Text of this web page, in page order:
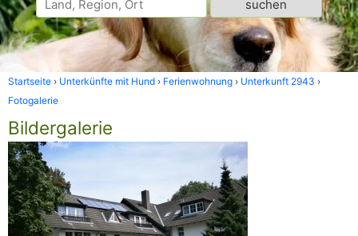
Startseite Unterkünfte mit Hund Ferienwohnung
Unterkunft 2943
Fotogalerie
Bildergalerie